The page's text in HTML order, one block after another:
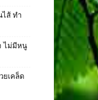
ไส้ ทำ
ไม่มีหนู
ยเคล็ด